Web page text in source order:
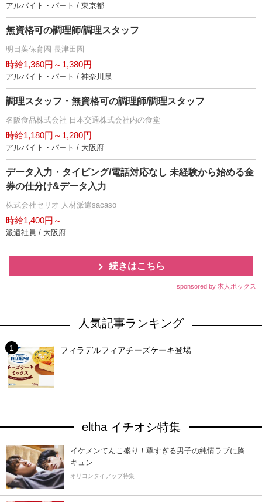
アルバイト・パート / 東京都
無資格可の調理師/調理スタッフ
明日葉保育園 長津田園
時給1,360円～1,380円
アルバイト・パート / 神奈川県
調理スタッフ・無資格可の調理師/調理スタッフ
名阪食品株式会社 日本交通株式会社内の食堂
時給1,180円～1,280円
アルバイト・パート / 大阪府
データ入力・タイピング/電話対応なし 未経験から始める金
券の仕分け&データ入力
株式会社セリオ 人材派遣sacaso
時給1,400円～
派遣社員 / 大阪府
続きはこちら
sponsored by 求人ボックス
人気記事ランキング
フィラデルフィアチーズケーキ登場
eltha イチオシ特集
イケメンてんこ盛り！尊すぎる男子の純情ラブに胸
キュン
オリコンタイアップ特集